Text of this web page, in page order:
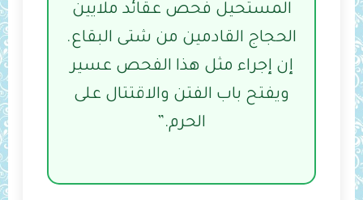
المستحيل فحص عقائد ملايين
الحجاج القادمين من شتى البقاع.
إن إجراء مثل هذا الفحص عسير
ويفتح باب الفتن والاقتتال على
الحرم.”